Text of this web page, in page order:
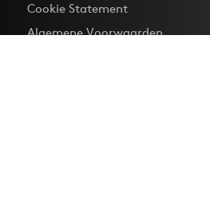
Cookie Statement
Algemene Voorwaarden